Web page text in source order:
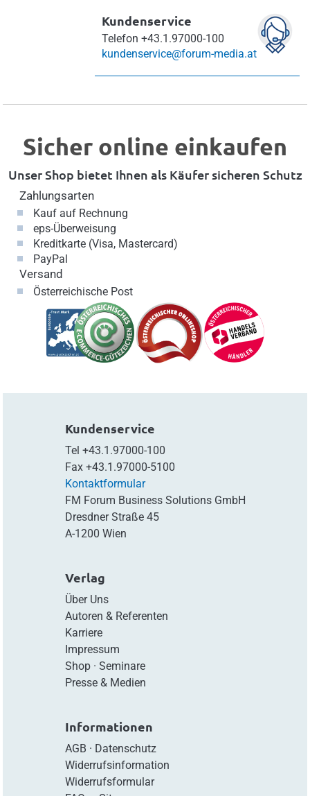
Kundenservice
Telefon +43.1.97000-100
kundenservice@forum-media.at
Sicher online einkaufen
Unser Shop bietet Ihnen als Käufer sicheren Schutz
Zahlungsarten
Kauf auf Rechnung
eps-Überweisung
Kreditkarte (Visa, Mastercard)
PayPal
Versand
Österreichische Post
Kundenservice
Tel +43.1.97000-100
Fax +43.1.97000-5100
Kontaktformular
FM Forum Business Solutions GmbH
Dresdner Straße 45
A-1200 Wien
Verlag
Über Uns
Autoren & Referenten
Karriere
Impressum
Shop· Seminare
Presse & Medien
Informationen
AGB · Datenschutz
Widerrufsinformation
Widerrufsformular